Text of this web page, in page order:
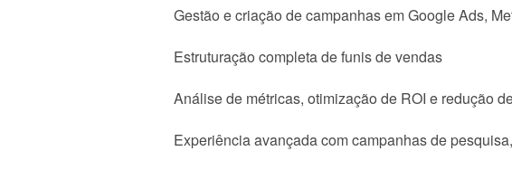
Gestão e criação de campanhas em Google Ads,
Estruturação completa de funis de vendas
Análise de métricas, otimização de ROI e redução
Experiência avançada com campanhas de